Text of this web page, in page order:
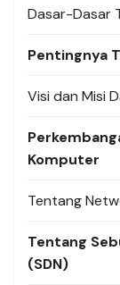
Dasar-Dasar
Pentingnya
Visi dan Misi
Komputer
Tentang
Tentang
(SDN)